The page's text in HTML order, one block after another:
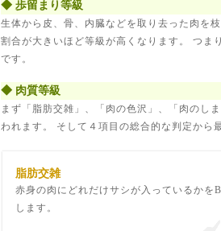
◆ 歩留まり等級
生体から皮、骨、内臓などを取り去った肉を
割合が大きいほど等級が高くなります。 つま
です。
◆ 肉質等級
まず「脂肪交雑」、「肉の色沢」、「肉のし
われます。 そして４項目の総合的な判定から
脂肪交雑
赤身の肉にどれだけサシが入っているか
します。